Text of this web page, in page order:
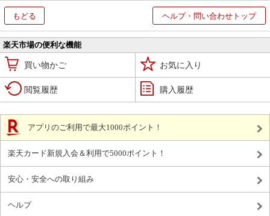
もどる ヘルプ・問い合わせトップ
楽天市場の便利な機能
買い物かご お気に入り
閲覧履歴 購入履歴
アプリのご利用で最大1000ポイント！
楽天カード新規入会＆利用で5000ポイント！
安心・安全への取り組み
ヘルプ